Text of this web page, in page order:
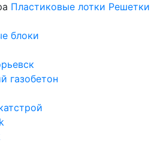
Пластиковые лотки Решетки
блоки
газобетон